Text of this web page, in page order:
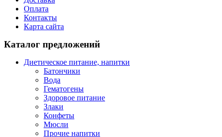
Оплата
Контакты
Карта сайта
Каталог предложений
Диетическое питание, напитки
Батончики
Вода
Гематогены
Здоровое питание
Злаки
Конфеты
Мюсли
Прочие напитки